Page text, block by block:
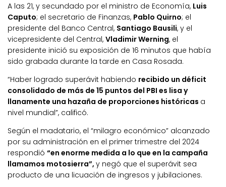
A las 21, y secundado por el ministro de Economía, Luis
Caputo; el secretario de Finanzas, Pablo Quirno; el
presidente del Banco Central, Santiago Bausili, y el
vicepresidente del Central, Vladimir Werning, el
presidente inició su exposición de 16 minutos que había
sido grabada durante la tarde en Casa Rosada.
“Haber logrado superávit habiendo recibido un déficit
consolidado de más de 15 puntos del PBI es lisa y
llanamente una hazaña de proporciones históricas a
nivel mundial”, calificó.
Según el madatario, el “milagro económico” alcanzado
por su administración en el primer trimestre del 2024
respondió “en enorme medida a lo que en la campaña
llamamos motosierra”, y negó que el superávit sea
producto de una licuación de ingresos y jubilaciones.